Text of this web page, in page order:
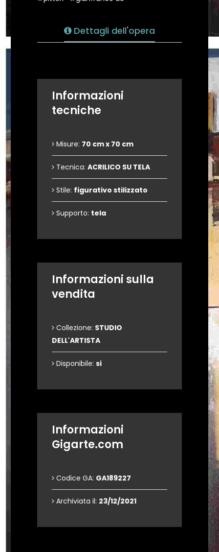
Dettagli dell'opera
Informazioni
tecniche
Misure: 70 cm x 70 cm
Tecnica: ACRILICO SU TELA
Stile: figurativo stilizzato
Supporto: tela
Informazioni sulla
vendita
Collezione: STUDIO
DELL'ARTISTA
Disponibile: si
Informazioni
Gigarte.com
Codice GA: GA189227
Archiviata il: 23/12/2021